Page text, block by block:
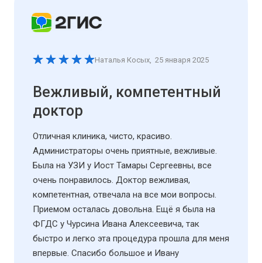
Наталья Косых 25 января 2025
Вежливый, компетентный
доктор
Отличная клиника, чисто, красиво.
Администраторы очень приятные, вежливые.
Была на УЗИ у Иост Тамары Сергеевны, все
очень понравилось. Доктор вежливая,
компетентная, отвечала на все мои вопросы.
Приемом осталась довольна. Ещё я была на
ФГДС у Чурсина Ивана Алексеевича, так
быстро и легко эта процедура прошла для меня
впервые. Спасибо большое и Ивану